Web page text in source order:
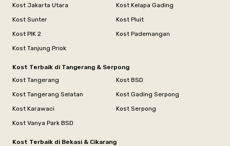
Kost Jakarta Utara
Kost Kelapa Gading
Kost Sunter
Kost Pluit
Kost PIK 2
Kost Pademangan
Kost Tanjung Priok
Kost Terbaik di Tangerang & Serpong
Kost Tangerang
Kost BSD
Kost Tangerang Selatan
Kost Gading Serpong
Kost Karawaci
Kost Serpong
Kost Vanya Park BSD
Kost Terbaik di Bekasi & Cikarang